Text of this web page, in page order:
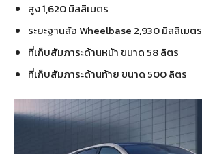
สูง 1,620 มิลลิเมตร
ระยะฐานล้อ Wheelbase 2,930 มิลลิเมตร
ที่เก็บสัมภาระด้านหน้า ขนาด 58 ลิตร
ที่เก็บสัมภาระด้านท้าย ขนาด 500 ลิตร